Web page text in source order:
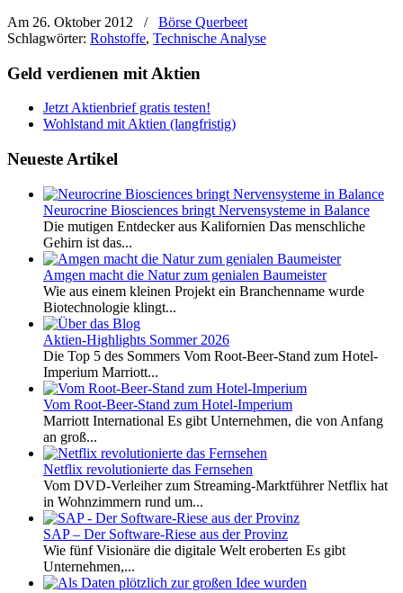
Am 26. Oktober 2012
/
Börse Querbeet
Schlagwörter: Rohstoffe, Technische Analyse
Geld verdienen mit Aktien
Jetzt Aktienbrief gratis testen!
Wohlstand mit Aktien (langfristig)
Neueste Artikel
Neurocrine Biosciences bringt Nervensysteme in Balance
Die mutigen Entdecker aus Kalifornien Das menschliche
Gehirn ist das...
Amgen macht die Natur zum genialen Baumeister
Wie aus einem kleinen Projekt ein Branchenname wurde
Biotechnologie klingt...
Aktien-Highlights Sommer 2026
Die Top 5 des Sommers Vom Root-Beer-Stand zum Hotel-
Imperium Marriott...
Vom Root-Beer-Stand zum Hotel-Imperium
Marriott International Es gibt Unternehmen, die von Anfang
an groß...
Netflix revolutionierte das Fernsehen
Vom DVD-Verleiher zum Streaming-Marktführer Netflix hat
in Wohnzimmern rund um...
SAP – Der Software-Riese aus der Provinz
Wie fünf Visionäre die digitale Welt eroberten Es gibt
Unternehmen,...